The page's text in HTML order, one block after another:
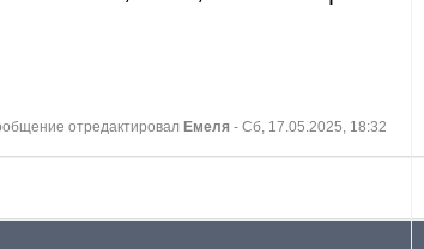
отредактировал Емеля -Сб, 17.05.2025, 18:32